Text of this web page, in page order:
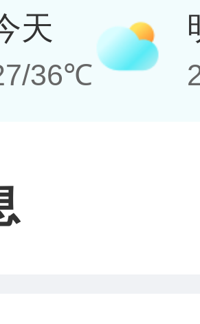
天
36℃